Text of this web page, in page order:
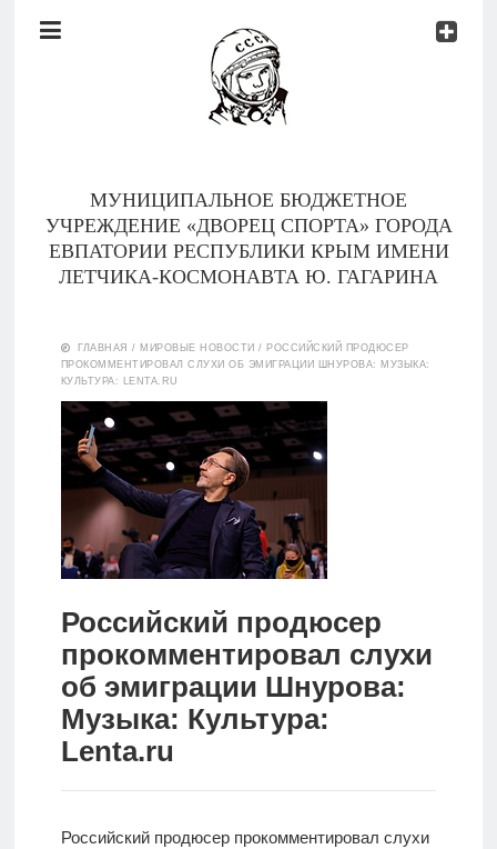
Документы
МУНИЦИПАЛЬНОЕ БЮДЖЕТНОЕ
УЧРЕЖДЕНИЕ «ДВОРЕЦ СПОРТА» ГОРОДА
ЕВПАТОРИИ РЕСПУБЛИКИ КРЫМ ИМЕНИ
ЛЕТЧИКА-КОСМОНАВТА Ю. ГАГАРИНА
Тренеры
Документы
Контакты
Новости
Родителям
О
нас
Версия для
слабовидящих
ГЛАВНАЯ / МИРОВЫЕ НОВОСТИ / РОССИЙСКИЙ ПРОДЮСЕР
ПРОКОММЕНТИРОВАЛ СЛУХИ ОБ ЭМИГРАЦИИ ШНУРОВА: МУЗЫКА:
КУЛЬТУРА: LENTA.RU
Российский продюсер
прокомментировал слухи
об эмиграции Шнурова:
Музыка: Культура:
Lenta.ru
Российский продюсер прокомментировал слухи